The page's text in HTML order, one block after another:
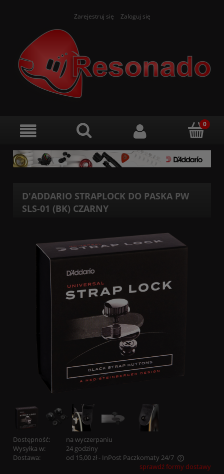
Zarejestruj się Zaloguj się
D'ADDARIO STRAPLOCK DO PASKA PW
SLS-01 (BK) CZARNY
Dostępność:
na wyczerpaniu
Wysyłka w:
24 godziny
Dostawa:
od 15,00 zł- InPost Paczkomaty 24/7
Cena nie zawiera ewentualnych kosztów płatnościsprawdź formy dostawy